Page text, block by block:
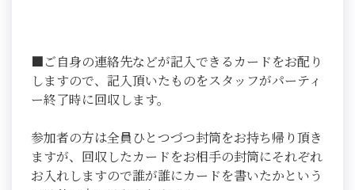
■ご自身の連絡先などが記入できるカードをお配り
しますので、記入頂いたものをスタッフがパーティ
ー終了時に回収します。
参加者の方は全員ひとつづつ封筒をお持ち帰り頂き
ますが、回収したカードをお相手の封筒にそれぞれ
お入れしますので誰が誰にカードを書いたかという